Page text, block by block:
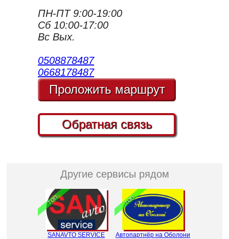
ПН-ПТ 9:00-19:00
Сб 10:00-17:00
Вс Вых.
0508878487
0668178487
Проложить маршрут
Обратная связь
Другие сервисы рядом
SANAVTO SERVICE
ТОП
Автопартнёр на Оболони
ТОП